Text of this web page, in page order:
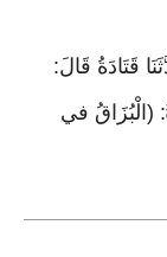
قَتَادَةُ قَالَ:
في